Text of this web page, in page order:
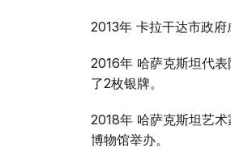
2013年 卡拉干达市政府
2016年 哈萨克斯坦代
了2枚银牌。
2018年 哈萨克斯坦艺
博物馆举办。